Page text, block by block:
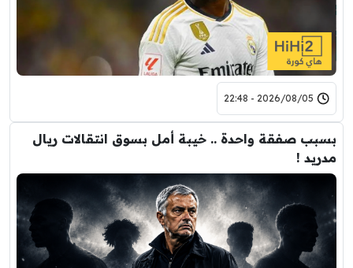
2026/08/05 - 22:48
بسبب صفقة واحدة .. خيبة أمل بسوق انتقالات ريال
مدريد !